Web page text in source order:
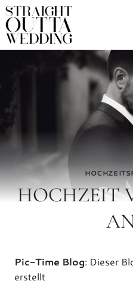
Zum
Inhalt
springen
HOCHZEIT
Pic-Time Blog: Dieser
erstellt